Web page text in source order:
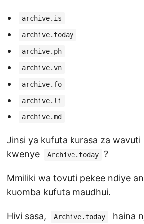
archive.is
archive.today
archive.ph
archive.vn
archive.fo
archive.li
archive.md
Jinsi ya kufuta kurasa za
kwenye
Archive.today ?
Mmiliki wa tovuti pekee ndiye
kuomba kufuta maudhui.
Hivi sasa, Archive.today
haina